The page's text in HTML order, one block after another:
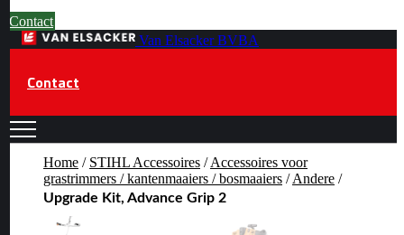
Contact
Van Elsacker BVBA
Contact
Home / STIHL Accessoires /Accessoires voor
grastrimmers / kantenmaaiers / bosmaaiers /Andere /
Upgrade Kit, Advance Grip 2